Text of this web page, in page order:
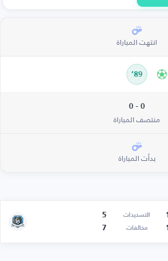
انتهت المباراة
89’
0 - 0
منتصف المباراة
بدأت المباراة
التسديدات
5
مخالفات 7